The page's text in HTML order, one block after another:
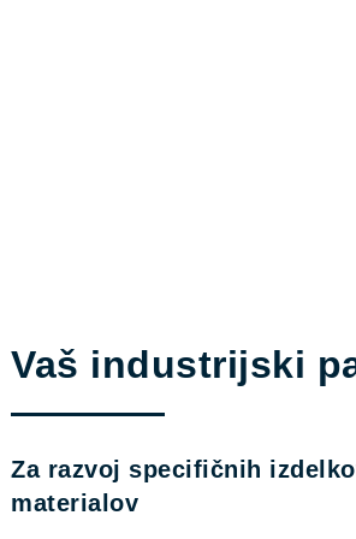
Vaš industrijski
Za razvoj specifičnih
materialov